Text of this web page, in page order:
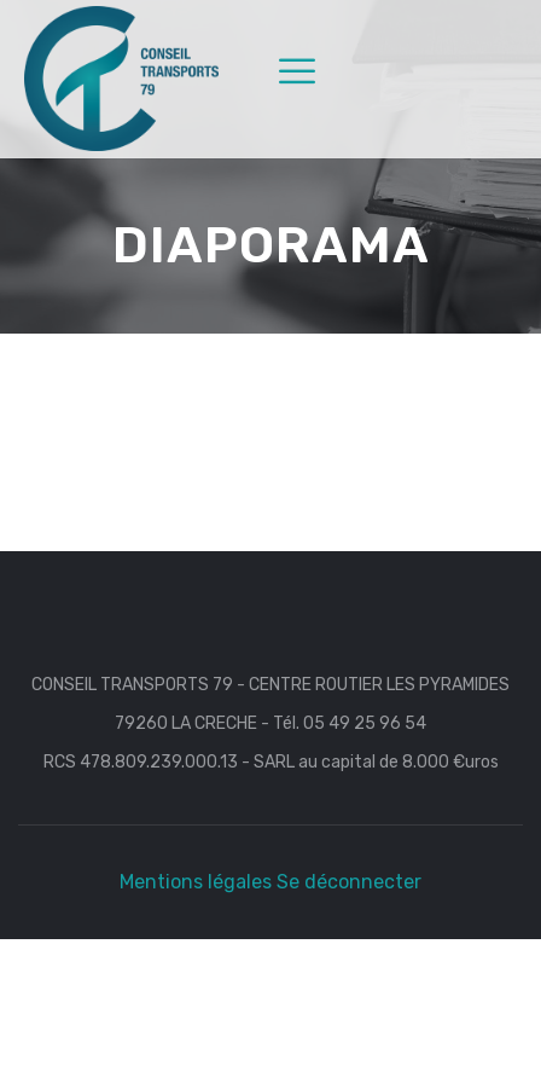
DIAPORAMA
CONSEIL TRANSPORTS 79 - CENTRE ROUTIER LES PYRAMIDES
79260 LA CRECHE - Tél. 05 49 25 96 54
RCS 478.809.239.000.13 - SARL au capital de 8.000 €uros
Mentions légales Se déconnecter